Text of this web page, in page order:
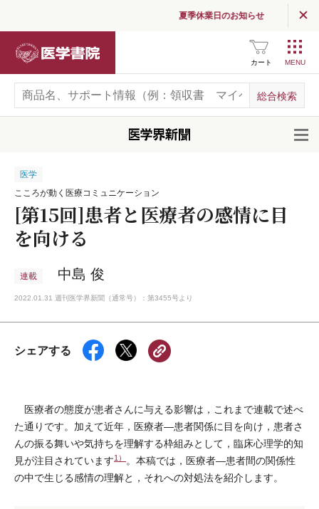
夏季休業日のお知らせ
カート
医学
こころが動く医療コミュニケーション
[第15回]患者と医療者の感情に目
を向ける
連載 中島 俊
2022.01.31 週刊医学界新聞（通常号）：第3455号より
シェアする
医療者の態度が患者さんに与える影響は，これまで連載で述べ
た通りです。加えて近年，医療者―患者関係に目を向け，患者さ
んの振る舞いや気持ちを理解する枠組みとして，臨床心理学的知
見が注目されています1）
。本稿では，医療者―患者間の関係性
の中で生じる感情の理解と，それへの対処法を紹介します。